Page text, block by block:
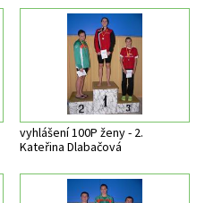
vyhlášení 100P ženy - 2.
Kateřina Dlabačová